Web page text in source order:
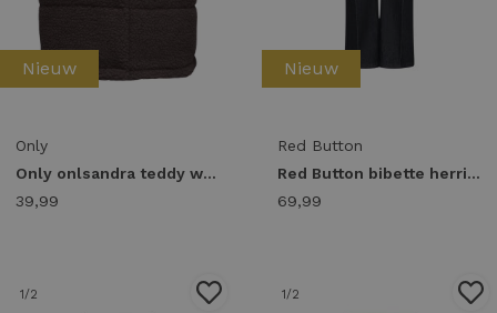
Nieuw
Only
Only onlsandra teddy waistcoat life otw noos 15320630 Gilets seal brown
39,99
Nieuw
Red Button
Red Button bibette herringbone srb5172 Flare darkblue-l33
69,99
1/2 1/2